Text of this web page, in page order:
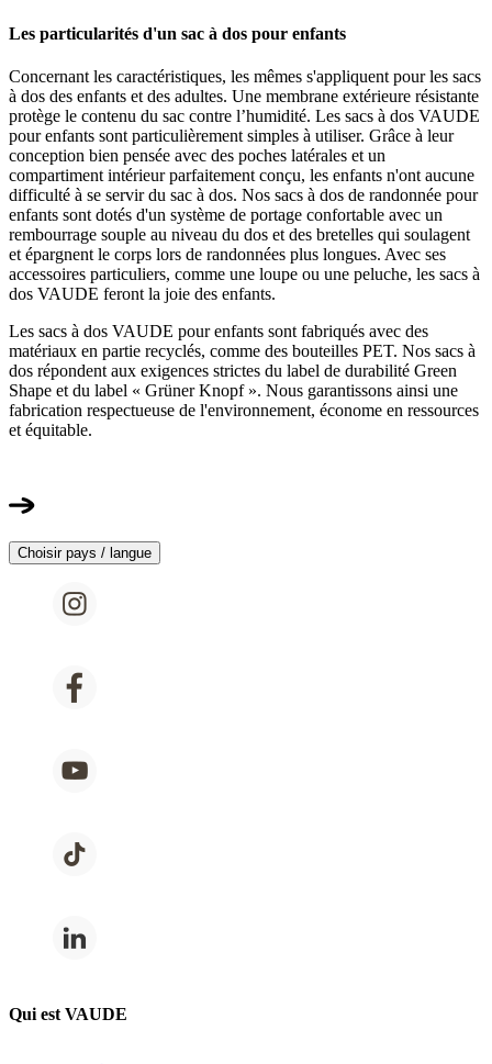
Les particularités d'un sac à dos pour enfants
Concernant les caractéristiques, les mêmes s'appliquent pour les sacs
à dos des enfants et des adultes. Une membrane extérieure résistante
protège le contenu du sac contre l’humidité. Les sacs à dos VAUDE
pour enfants sont particulièrement simples à utiliser. Grâce à leur
conception bien pensée avec des poches latérales et un
compartiment intérieur parfaitement conçu, les enfants n'ont aucune
difficulté à se servir du sac à dos. Nos sacs à dos de randonnée pour
enfants sont dotés d'un système de portage confortable avec un
rembourrage souple au niveau du dos et des bretelles qui soulagent
et épargnent le corps lors de randonnées plus longues. Avec ses
accessoires particuliers, comme une loupe ou une peluche, les sacs à
dos VAUDE feront la joie des enfants.
Les sacs à dos VAUDE pour enfants sont fabriqués avec des
matériaux en partie recyclés, comme des bouteilles PET. Nos sacs à
dos répondent aux exigences strictes du label de durabilité Green
Shape et du label « Grüner Knopf ». Nous garantissons ainsi une
fabrication respectueuse de l'environnement, économe en ressources
et équitable.
Choisir pays / langue
Qui est VAUDE